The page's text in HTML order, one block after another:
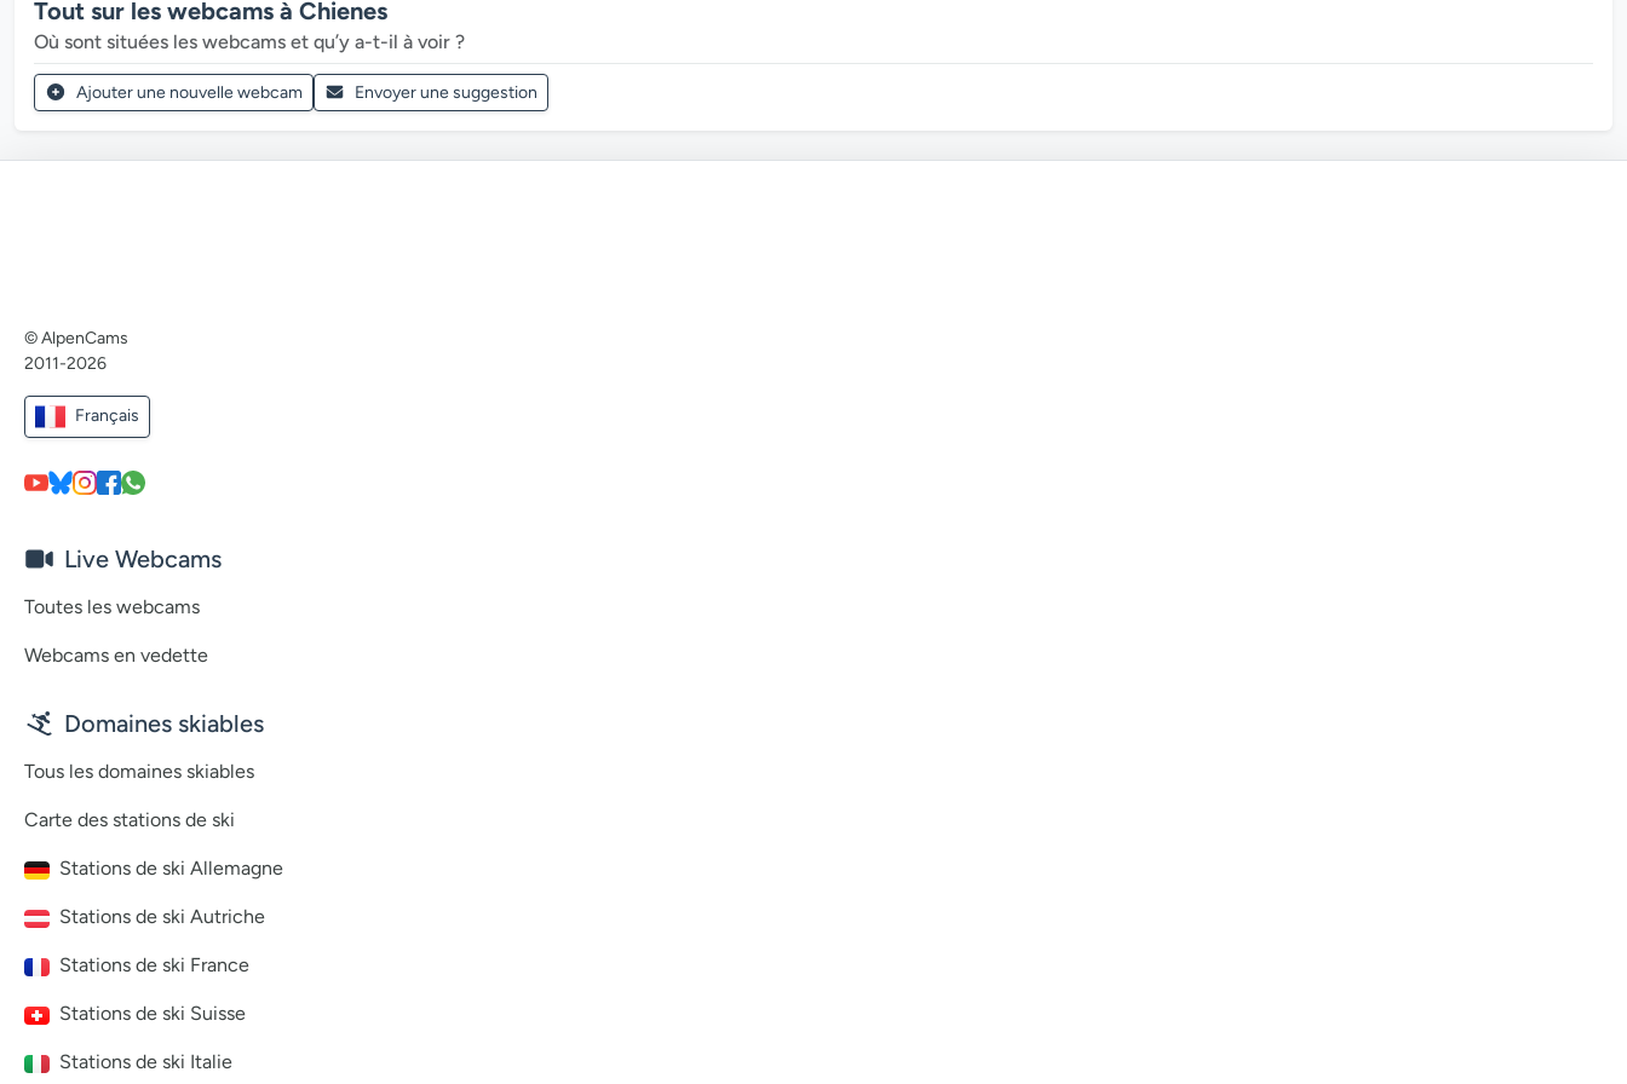
Tout sur les webcams à Chienes
Où sont situées les webcams et qu’y a-t-il à voir ?
Ajouter une nouvelle webcam Envoyer une suggestion
© AlpenCams
2011-2026
Français
Live Webcams
Toutes les webcams
Webcams en vedette
Domaines skiables
Tous les domaines skiables
Carte des stations de ski
Stations de ski Allemagne
Stations de ski Autriche
Stations de ski France
Stations de ski Suisse
Stations de ski Italie